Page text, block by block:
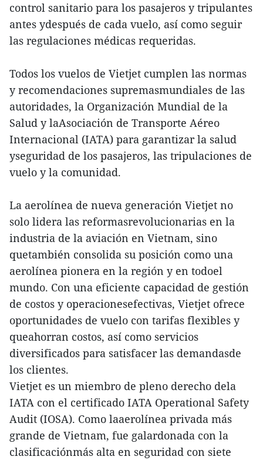
control sanitario para los pasajeros y tripulantes
antes ydespués de cada vuelo, así como seguir
las regulaciones médicas requeridas.
Todos los vuelos de Vietjet cumplen las normas
y recomendaciones supremasmundiales de las
autoridades, la Organización Mundial de la
Salud y laAsociación de Transporte Aéreo
Internacional (IATA) para garantizar la salud
yseguridad de los pasajeros, las tripulaciones de
vuelo y la comunidad.
La aerolínea de nueva generación Vietjet no
solo lidera las reformasrevolucionarias en la
industria de la aviación en Vietnam, sino
quetambién consolida su posición como una
aerolínea pionera en la región y en todoel
mundo. Con una eficiente capacidad de gestión
de costos y operacionesefectivas, Vietjet ofrece
oportunidades de vuelo con tarifas flexibles y
queahorran costos, así como servicios
diversificados para satisfacer las demandasde
los clientes.
Vietjet es un miembro de pleno derecho dela
IATA con el certificado IATA Operational Safety
Audit (IOSA). Como laaerolínea privada más
grande de Vietnam, fue galardonada con la
clasificaciónmás alta en seguridad con siete